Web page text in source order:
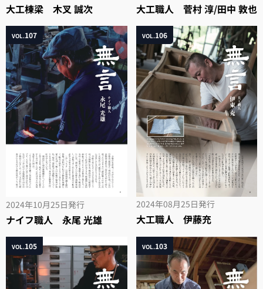
大工棟梁 木叉 誠次 大工職人 菅村 淳/田中 敦也
VOL.107
2024年10月25日発行
ナイフ職人 永尾 光雄
VOL.106
2024年08月25日発行
大工職人 伊藤充
VOL.105 VOL.103